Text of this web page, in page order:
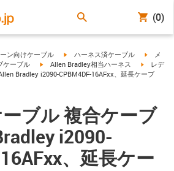
(0)
right
ン向けケーブル igus-icon-arrow-right
ハーネス済ケーブル igus-
メ
ケーブル
igus-icon-arrow-right
Allen Bradley相当ハーネス igus-
レデ
Bradley i2090-CPBM4DF-16AFxx、延長ケーブ
ブル 複合ケーブ
i2090-
、延長ケー